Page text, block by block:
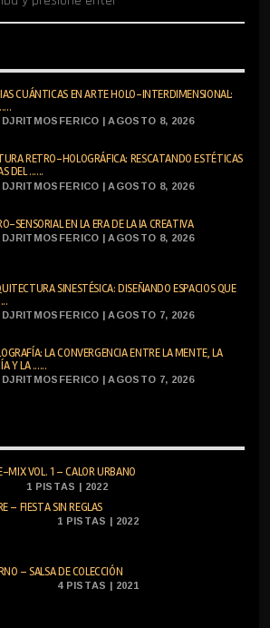
CUÁNTICAS EN ARTE HOLO-INTERDIMENSIONAL:
DJRITMOSFERICO | AGOSTO 8, 2026
RETRO-HOLOGRÁFICA: RESCATANDO ESTÉTICAS
DEL ......
DJRITMOSFERICO | AGOSTO 8, 2026
SENSORIAL EN LA ERA DE LA IA CREATIVA
DJRITMOSFERICO | AGOSTO 8, 2026
SINESTÉSICA: DISEÑANDO ESPACIOS QUE
DJRITMOSFERICO | AGOSTO 7, 2026
LA CONVERGENCIA ENTRE LA MENTE, LA
Y LA ......
DJRITMOSFERICO | AGOSTO 7, 2026
MIX VOL. 1 – CALOR URBANO
1 PISTAS | 2022
– FIESTA SIN REGLAS
1 PISTAS | 2022
– SALSA DE COLECCIÓN
4 PISTAS | 2021